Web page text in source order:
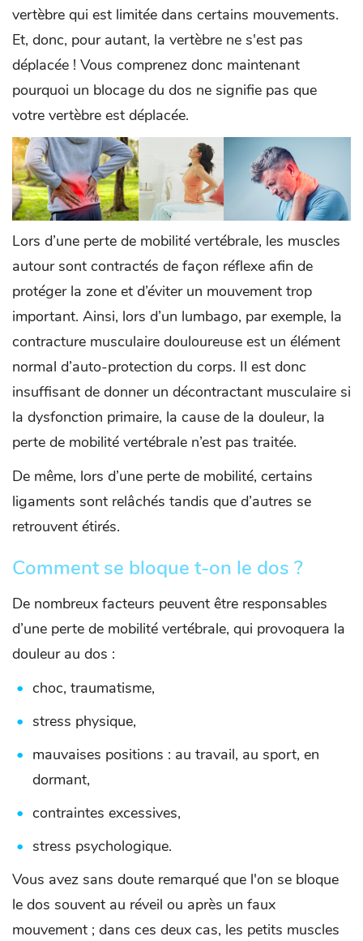
vertèbre qui est limitée dans certains mouvements.
Et, donc, pour autant, la vertèbre ne s'est pas
déplacée ! Vous comprenez donc maintenant
pourquoi un blocage du dos ne signifie pas que
votre vertèbre est déplacée.
Lors d’une perte de mobilité vertébrale, les muscles
autour sont contractés de façon réflexe afin de
protéger la zone et d’éviter un mouvement trop
important. Ainsi, lors d’un lumbago, par exemple, la
contracture musculaire douloureuse est un élément
normal d’auto-protection du corps. Il est donc
insuffisant de donner un décontractant musculaire si
la dysfonction primaire, la cause de la douleur, la
perte de mobilité vertébrale n’est pas traitée.
De même, lors d’une perte de mobilité, certains
ligaments sont relâchés tandis que d’autres se
retrouvent étirés.
Comment se bloque t-on le dos ?
De nombreux facteurs peuvent être responsables
d’une perte de mobilité vertébrale, qui provoquera la
douleur au dos :
choc, traumatisme,
stress physique,
mauvaises positions : au travail, au sport, en
dormant,
contraintes excessives,
stress psychologique.
Vous avez sans doute remarqué que l'on se bloque
le dos souvent au réveil ou après un faux
mouvement ; dans ces deux cas, les petits muscles